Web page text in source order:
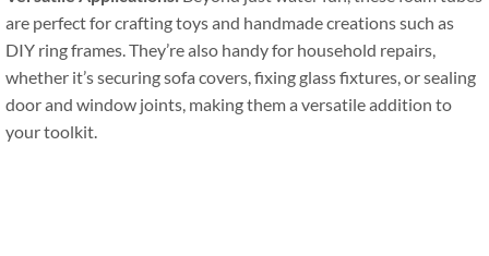
are perfect for crafting toys and handmade creations such as
DIY ring frames.They’re also handy for household repairs,
whether it’s securing sofa covers,fixing glass fixtures,or sealing
door and window joints, making them a versatile addition to
your toolkit.